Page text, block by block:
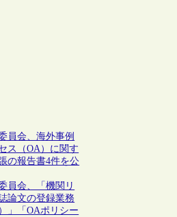
員会、海外事例
ス（OA）に関す
の報告書4件を公
員会、「機関リ
論文の登録業務
」「OAポリシー